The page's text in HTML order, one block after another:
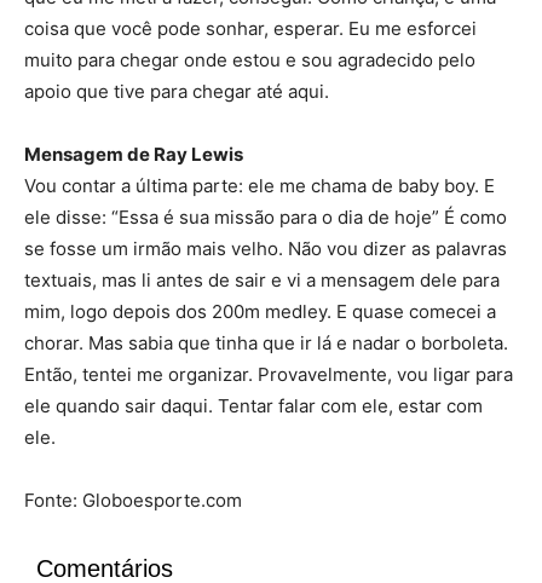
coisa que você pode sonhar, esperar. Eu me esforcei
muito para chegar onde estou e sou agradecido pelo
apoio que tive para chegar até aqui.
Mensagem de Ray Lewis
Vou contar a última parte: ele me chama de baby boy. E
ele disse: “Essa é sua missão para o dia de hoje” É como
se fosse um irmão mais velho. Não vou dizer as palavras
textuais, mas li antes de sair e vi a mensagem dele para
mim, logo depois dos 200m medley. E quase comecei a
chorar. Mas sabia que tinha que ir lá e nadar o borboleta.
Então, tentei me organizar. Provavelmente, vou ligar para
ele quando sair daqui. Tentar falar com ele, estar com
ele.
Fonte: Globoesporte.com
Comentários